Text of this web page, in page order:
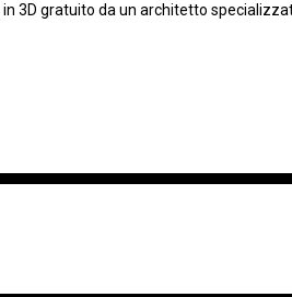
3D gratuito da un architetto